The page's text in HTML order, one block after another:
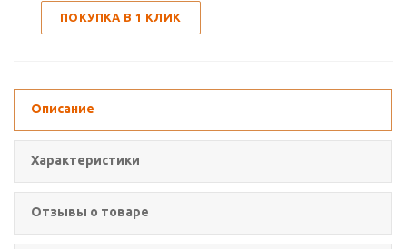
ПОКУПКА В 1 КЛИК
Описание
Характеристики
Отзывы о товаре